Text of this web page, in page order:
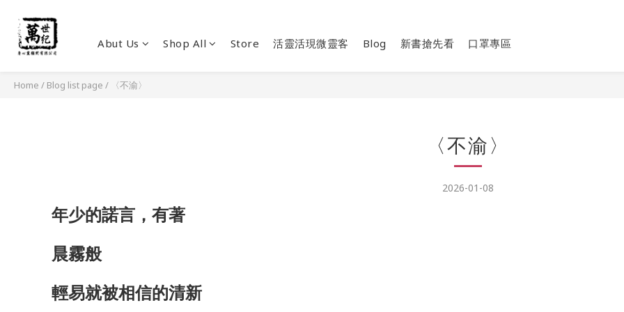
Abut Us Shop All Store 活靈活現微靈客 Blog 新書搶先看 口罩專區
Home / Blog list page / 〈不渝〉
〈不渝〉
2026-01-08
年少的諾言，有著
晨霧般
輕易就被相信的清新